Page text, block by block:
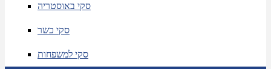
סקי באוסטריה
סקי כשר
סקי למשפחות